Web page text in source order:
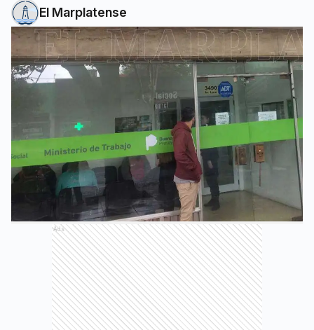
El Marplatense
Ads